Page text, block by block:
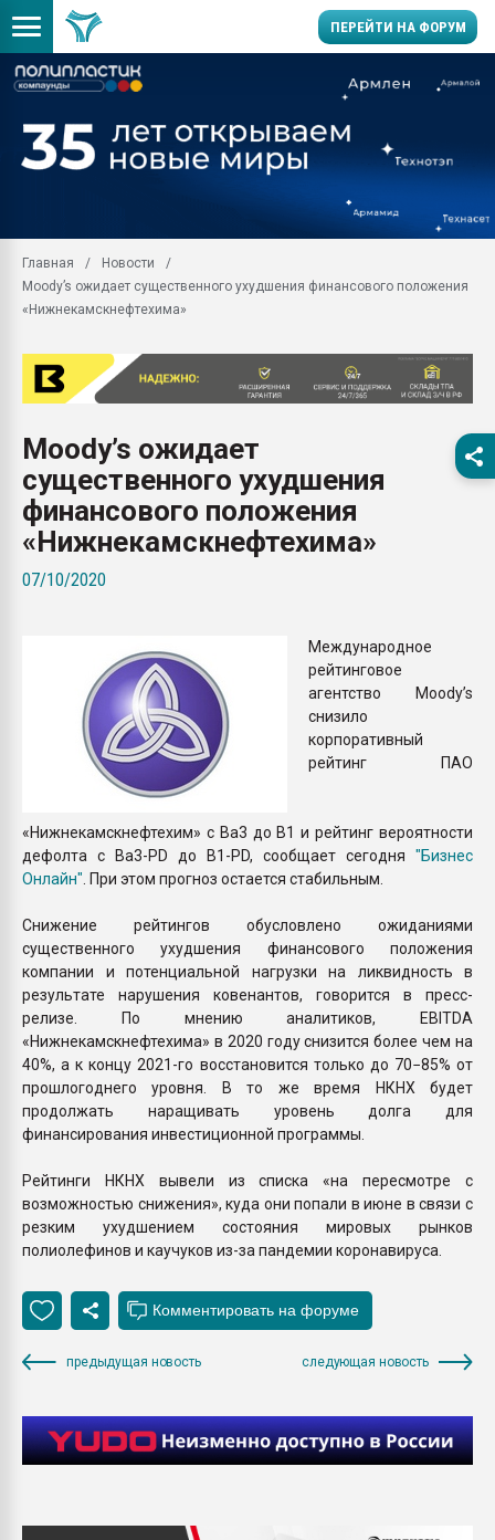
ПЕРЕЙТИ НА ФОРУМ
производство SPC
заводу пластмасс"
28.07.2026
первый план в
28.07.2026
ситуацией на
Всё, что касается
бутылок
Главная
Новости
Moody’s ожидает существенного ухудшения финансового положения
«Нижнекамскнефтехима»
Moody’s ожидает
существенного ухудшения
финансового положения
«Нижнекамскнефтехима»
07/10/2020
Международное
рейтинговое
агентство Moody’s
снизило
корпоративный
рейтинг ПАО
«Нижнекамскнефтехим» с Ba3 до B1 и рейтинг вероятности
дефолта с Ba3-PD до B1-PD, сообщает сегодня "Бизнес
Онлайн" . При этом прогноз остается стабильным.
Снижение рейтингов обусловлено ожиданиями
существенного ухудшения финансового положения
компании и потенциальной нагрузки на ликвидность в
результате нарушения ковенантов, говорится в пресс-
релизе. По мнению аналитиков, EBITDA
«Нижнекамскнефтехима» в 2020 году снизится более чем на
40%, а к концу 2021-го восстановится только до 70−85% от
прошлогоднего уровня. В то же время НКНХ будет
продолжать наращивать уровень долга для
финансирования инвестиционной программы.
Рейтинги НКНХ вывели из списка «на пересмотре с
возможностью снижения», куда они попали в июне в связи с
резким ухудшением состояния мировых рынков
полиолефинов и каучуков из-за пандемии коронавируса.
предыдущая новость следующая новость